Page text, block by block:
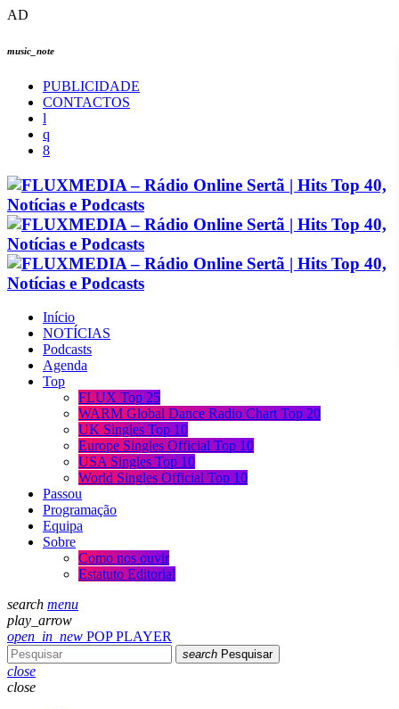
AD
music_note
PUBLICIDADE
CONTACTOS
Início
NOTÍCIAS
Podcasts
Agenda
Top
FLUX Top 25
WARM Global Dance Radio Chart Top 20
UK Singles Top 10
Europe Singles Official Top 10
USA Singles Top 10
World Singles Official Top 10
Passou
Programação
Equipa
Sobre
Como nos ouvir
Estatuto Editorial
search menu
play_arrow
open_in_new POP PLAYER
search Pesquisar
close
close